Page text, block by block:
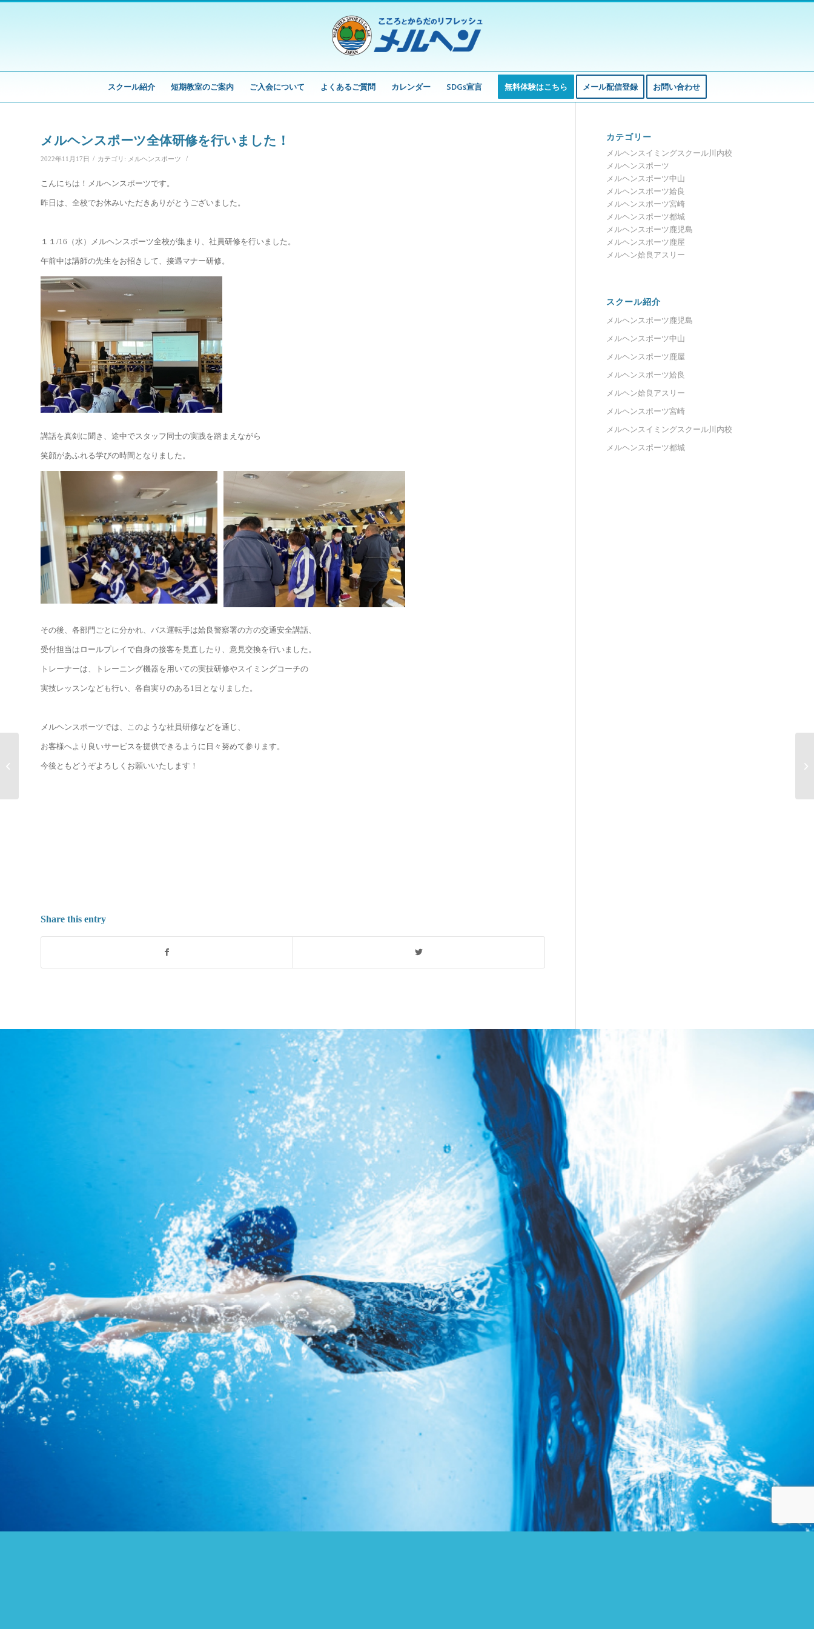
スクール紹介 短期教室のご案内 ご入会について よくあるご質問 カレンダー SDGs宣言 無料体験はこちら メール配信登録 お問い合わせ
メルヘンスポーツ全体研修を行いました！
2022年11月17日 / カテゴリ: メルヘンスポーツ /
こんにちは！メルヘンスポーツです。
昨日は、全校でお休みいただきありがとうございました。
１１/16（水）メルヘンスポーツ全校が集まり、社員研修を行いました。
午前中は講師の先生をお招きして、接遇マナー研修。
講話を真剣に聞き、途中でスタッフ同士の実践を踏まえながら
笑顔があふれる学びの時間となりました。
その後、各部門ごとに分かれ、バス運転手は姶良警察署の方の交通安全講話、
受付担当はロールプレイで自身の接客を見直したり、意見交換を行いました。
トレーナーは、トレーニング機器を用いての実技研修やスイミングコーチの
実技レッスンなども行い、各自実りのある1日となりました。
メルヘンスポーツでは、このような社員研修などを通じ、
お客様へより良いサービスを提供できるように日々努めて参ります。
今後ともどうぞよろしくお願いいたします！
Share this entry
カテゴリー
メルヘンスイミングスクール川内校
メルヘンスポーツ
メルヘンスポーツ中山
メルヘンスポーツ姶良
メルヘンスポーツ宮崎
メルヘンスポーツ都城
メルヘンスポーツ鹿児島
メルヘンスポーツ鹿屋
メルヘン姶良アスリー
スクール紹介
メルヘンスポーツ鹿児島
メルヘンスポーツ中山
メルヘンスポーツ鹿屋
メルヘンスポーツ姶良
メルヘン姶良アスリー
メルヘンスポーツ宮崎
メルヘンスイミングスクール川内校
メルヘンスポーツ都城
メルヘンオリンピック in宮崎校